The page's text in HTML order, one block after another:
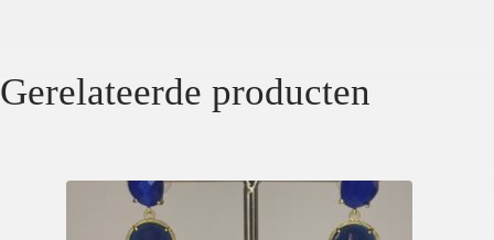
Gerelateerde producten